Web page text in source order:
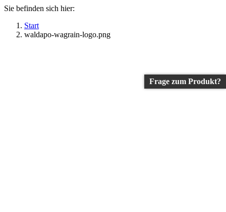
Sie befinden sich hier:
Start
waldapo-wagrain-logo.png
Frage zum Produkt?